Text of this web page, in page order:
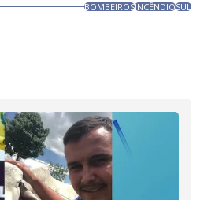
BOMBEIROSINCÊNDIOSUL